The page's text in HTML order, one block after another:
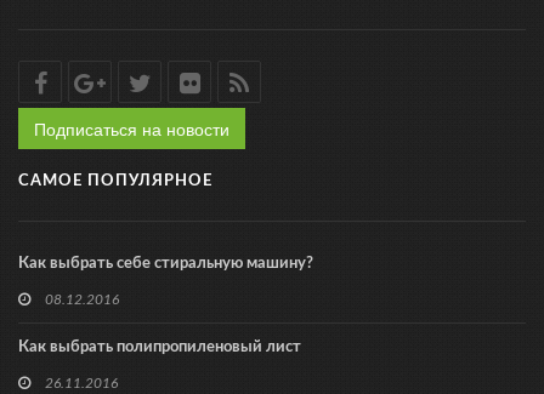
Подписаться на новости
САМОЕ ПОПУЛЯРНОЕ
Как выбрать себе стиральную машину?
08.12.2016
Как выбрать полипропиленовый лист
26.11.2016